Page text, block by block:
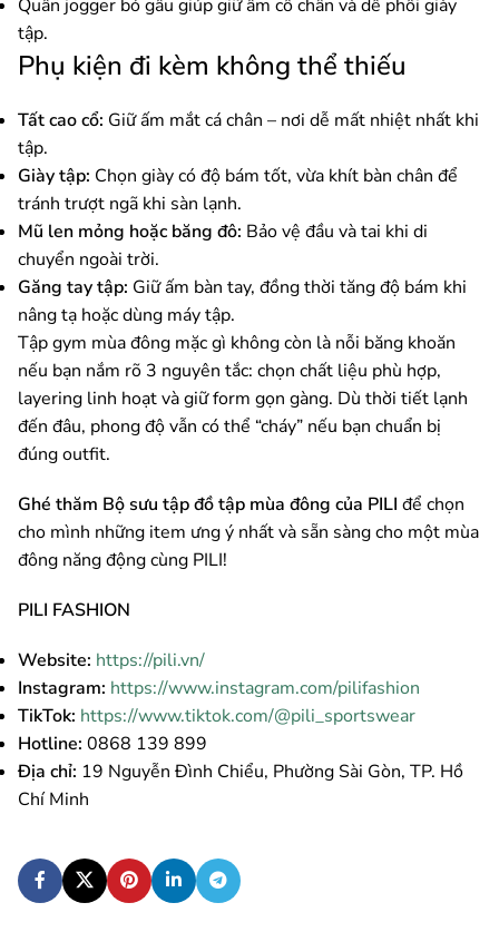
Quần jogger bó gấu giúp giữ ấm cổ chân và dễ phối giày
tập.
Phụ kiện đi kèm không thể thiếu
Tất cao cổ: Giữ ấm mắt cá chân – nơi dễ mất nhiệt nhất khi
tập.
Giày tập: Chọn giày có độ bám tốt, vừa khít bàn chân để
tránh trượt ngã khi sàn lạnh.
Mũ len mỏng hoặc băng đô: Bảo vệ đầu và tai khi di
chuyển ngoài trời.
Găng tay tập: Giữ ấm bàn tay, đồng thời tăng độ bám khi
nâng tạ hoặc dùng máy tập.
Tập gym mùa đông mặc gì không còn là nỗi băng khoăn
nếu bạn nắm rõ 3 nguyên tắc: chọn chất liệu phù hợp,
layering linh hoạt và giữ form gọn gàng. Dù thời tiết lạnh
đến đâu, phong độ vẫn có thể “cháy” nếu bạn chuẩn bị
đúng outfit.
Ghé thăm Bộ sưu tập đồ tập mùa đông của PILI để chọn
cho mình những item ưng ý nhất và sẵn sàng cho một mùa
đông năng động cùng PILI!
PILI FASHION
Website: https://pili.vn/
Instagram: https://www.instagram.com/pilifashion
TikTok: https://www.tiktok.com/@pili_sportswear
Hotline: 0868 139 899
Địa chỉ: 19 Nguyễn Đình Chiểu, Phường Sài Gòn, TP. Hồ
Chí Minh